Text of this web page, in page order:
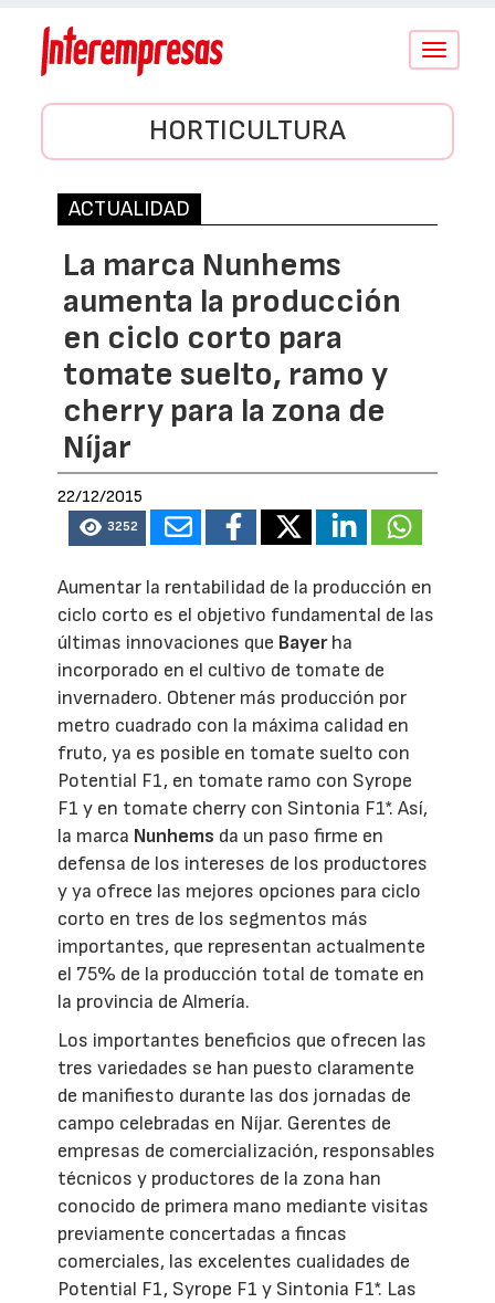
Conmutar
HORTICULTURA
ACTUALIDAD
La marca Nunhems
aumenta la producción
en ciclo corto para
tomate suelto, ramo y
cherry para la zona de
Níjar
22/12/2015
3252
Aumentar la rentabilidad de la producción en
ciclo corto es el objetivo fundamental de las
últimas innovaciones que Bayerha
incorporado en el cultivo de tomate de
invernadero. Obtener más producción por
metro cuadrado con la máxima calidad en
fruto, ya es posible en tomate suelto con
Potential F1, en tomate ramo con Syrope
F1 y en tomate cherry con Sintonia F1*. Así,
la marca Nunhems da un paso firme en
defensa de los intereses de los productores
y ya ofrece las mejores opciones para ciclo
corto en tres de los segmentos más
importantes, que representan actualmente
el 75% de la producción total de tomate en
la provincia de Almería.
Los importantes beneficios que ofrecen las
tres variedades se han puesto claramente
de manifiesto durante las dos jornadas de
campo celebradas en Níjar. Gerentes de
empresas de comercialización, responsables
técnicos y productores de la zona han
conocido de primera mano mediante visitas
previamente concertadas a fincas
comerciales, las excelentes cualidades de
Potential F1, Syrope F1 y Sintonia F1*. Las